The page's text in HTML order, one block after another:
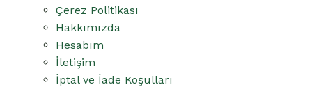
Çerez Politikası
Hakkımızda
Hesabım
İletişim
İptal ve İade Koşulları